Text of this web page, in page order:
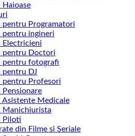
Haioase
pentru Programatori
pentru ingineri
Electricieni
pentru Doctori
pentru fotografi
pentru DJ
pentru Profesori
Pensionare
Asistente Medicale
Manichiurista
Piloti
din Filme si Seriale